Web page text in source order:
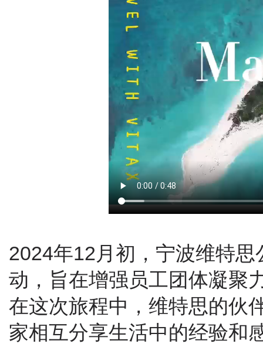
2024年12月初 ，宁波维特思
动 ， 旨在增强 员工团体凝聚
在这次旅程中 ， 维特思的伙
家相互分享生活中的经验和